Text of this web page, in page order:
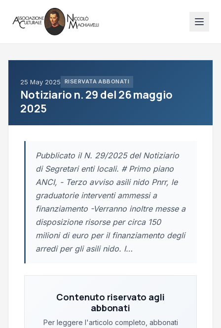
25 May 2025 RISERVATA ABBONATI
Notiziario n. 29 del 26 maggio
2025
Pubblicato il N. 29/2025 del Notiziario
di Segretari enti locali. # Primo piano
ANCI, - Terzo avviso asili nido Pnrr, le
graduatorie interventi ammessi a
finanziamento -Verranno inoltre messe a
disposizione risorse per circa 150
milioni di euro per il finanziamento degli
arredi per gli asili nido. I…
Contenuto riservato agli
abbonati
Per leggere l'articolo completo, abbonati